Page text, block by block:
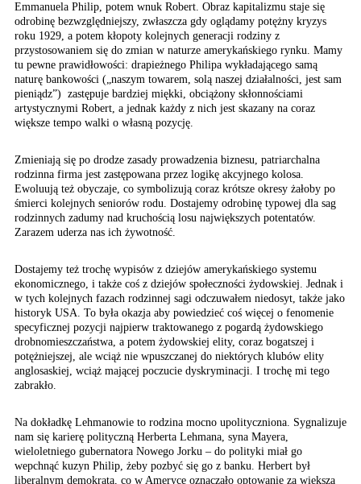
Emmanuela Philip, potem wnuk Robert. Obraz kapitalizmu staje się
odrobinę bezwzględniejszy, zwłaszcza gdy oglądamy potężny kryzys
roku 1929, a potem kłopoty kolejnych generacji rodziny z
przystosowaniem się do zmian w naturze amerykańskiego rynku. Mamy
tu pewne prawidłowości: drapieżnego Philipa wykładającego samą
naturę bankowości („naszym towarem, solą naszej działalności, jest sam
pieniądz”) zastępuje bardziej miękki, obciążony skłonnościami
artystycznymi Robert, a jednak każdy z nich jest skazany na coraz
większe tempo walki o własną pozycję.
Zmieniają się po drodze zasady prowadzenia biznesu, patriarchalna
rodzinna firma jest zastępowana przez logikę akcyjnego kolosa.
Ewoluują też obyczaje, co symbolizują coraz krótsze okresy żałoby po
śmierci kolejnych seniorów rodu. Dostajemy odrobinę typowej dla sag
rodzinnych zadumy nad kruchością losu największych potentatów.
Zarazem uderza nas ich żywotność.
Dostajemy też trochę wypisów z dziejów amerykańskiego systemu
ekonomicznego, i także coś z dziejów społeczności żydowskiej. Jednak i
w tych kolejnych fazach rodzinnej sagi odczuwałem niedosyt, także jako
historyk USA. To była okazja aby powiedzieć coś więcej o fenomenie
specyficznej pozycji najpierw traktowanego z pogardą żydowskiego
drobnomieszczaństwa, a potem żydowskiej elity, coraz bogatszej i
potężniejszej, ale wciąż nie wpuszczanej do niektórych klubów elity
anglosaskiej, wciąż mającej poczucie dyskryminacji. I trochę mi tego
zabrakło.
Na dokładkę Lehmanowie to rodzina mocno upolityczniona. Sygnalizuje
nam się karierę polityczną Herberta Lehmana, syna Mayera,
wieloletniego gubernatora Nowego Jorku – do polityki miał go
wepchnąć kuzyn Philip, żeby pozbyć się go z banku. Herbert był
liberalnym demokratą, co w Ameryce oznaczało optowanie za większą